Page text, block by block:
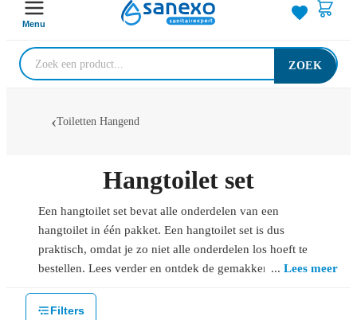
Menu
ZOEK
Toiletten Hangend
Hangtoilet set
Een hangtoilet set bevat alle onderdelen van een
hangtoilet in één pakket. Een hangtoilet set is dus
praktisch, omdat je zo niet alle onderdelen los hoeft te
bestellen. Lees verder en ontdek de gemakken van onze
Lees meer
Filters